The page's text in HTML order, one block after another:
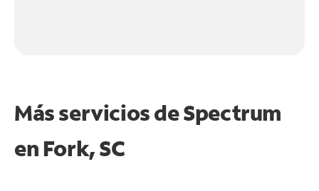
Más servicios de Spectrum
en Fork, SC